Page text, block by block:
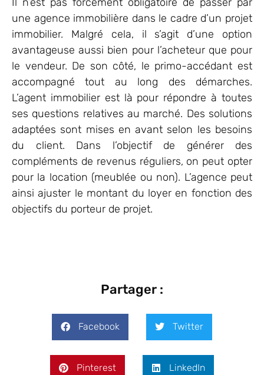
une agence immobilière dans le cadre d’un projet
immobilier. Malgré cela, il s’agit d’une option
avantageuse aussi bien pour l’acheteur que pour
le vendeur. De son côté, le primo-accédant est
accompagné tout au long des démarches.
L’agent immobilier est là pour répondre à toutes
ses questions relatives au marché. Des solutions
adaptées sont mises en avant selon les besoins
du client. Dans l’objectif de générer des
compléments de revenus réguliers, on peut opter
pour la location (meublée ou non). L’agence peut
ainsi ajuster le montant du loyer en fonction des
objectifs du porteur de projet.
Partager :
Facebook Twitter
Pinterest LinkedIn